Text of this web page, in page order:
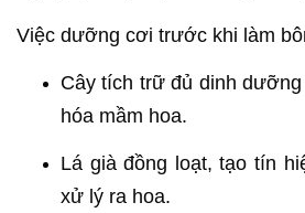
Việc dưỡng cơi trước khi làm
Cây tích trữ đủ dinh
hóa mầm hoa.
Lá già đồng loạt, tạo tín
xử lý ra hoa.